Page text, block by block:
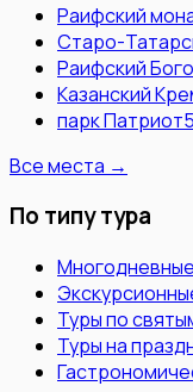
Раифский
Старо-
Раифский
Казанский
парк Патриот5
Все места →
По типу тура
Туры по
Туры на